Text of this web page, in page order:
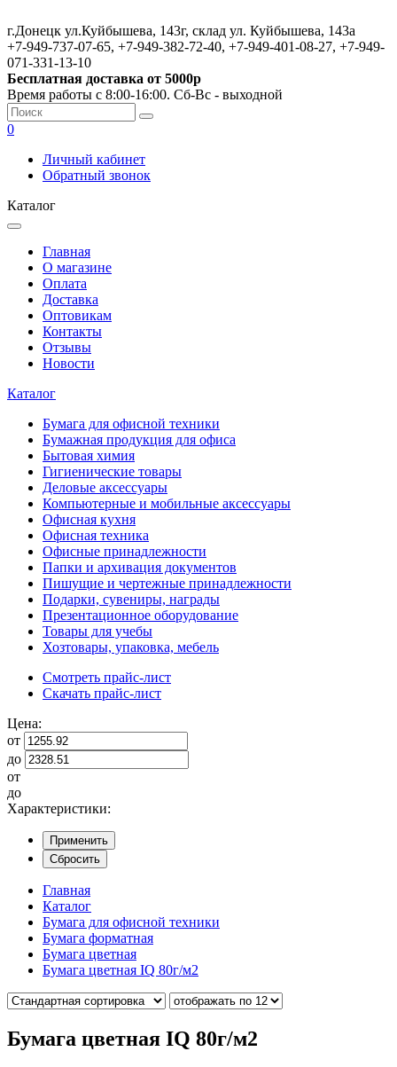
г.Донецк ул.Куйбышева, 143г, склад ул. Куйбышева, 143а
+7-949-737-07-65, +7-949-382-72-40, +7-949-401-08-27, +7-949-
071-331-13-10
Бесплатная доставка от 5000р
Время работы с 8:00-16:00. Сб-Вс - выходной
0
Личный кабинет
Обратный звонок
Каталог
Главная
О магазине
Оплата
Доставка
Оптовикам
Контакты
Отзывы
Новости
Каталог
Бумага для офисной техники
Бумажная продукция для офиса
Бытовая химия
Гигиенические товары
Деловые аксессуары
Компьютерные и мобильные аксессуары
Офисная кухня
Офисная техника
Офисные принадлежности
Папки и архивация документов
Пишущие и чертежные принадлежности
Подарки, сувениры, награды
Презентационное оборудование
Товары для учебы
Хозтовары, упаковка, мебель
Смотреть прайс-лист
Скачать прайс-лист
Цена:
от
до
от
до
Характеристики:
Применить
Сбросить
Главная
Каталог
Бумага для офисной техники
Бумага форматная
Бумага цветная
Бумага цветная IQ 80г/м2
Бумага цветная IQ 80г/м2